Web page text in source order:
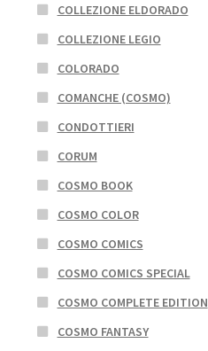
COLLEZIONE ELDORADO
COLLEZIONE LEGIO
COLORADO
COMANCHE (COSMO)
CONDOTTIERI
CORUM
COSMO BOOK
COSMO COLOR
COSMO COMICS
COSMO COMICS SPECIAL
COSMO COMPLETE EDITION
COSMO FANTASY